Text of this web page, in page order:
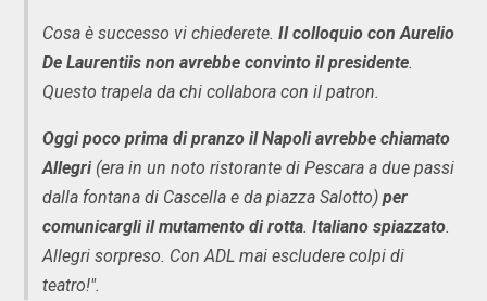
Cosa è successo vi chiederete. Il colloquio con Aurelio
De Laurentiis non avrebbe convinto il presidente.
Questo trapela da chi collabora con il patron.
Oggi poco prima di pranzo il Napoli avrebbe chiamato
Allegri(era in un noto ristorante di Pescara a due passi
dalla fontana di Cascella e da piazza Salotto) per
comunicargli il mutamento di rotta. Italiano spiazzato.
Allegri sorpreso. Con ADL mai escludere colpi di
teatro!".